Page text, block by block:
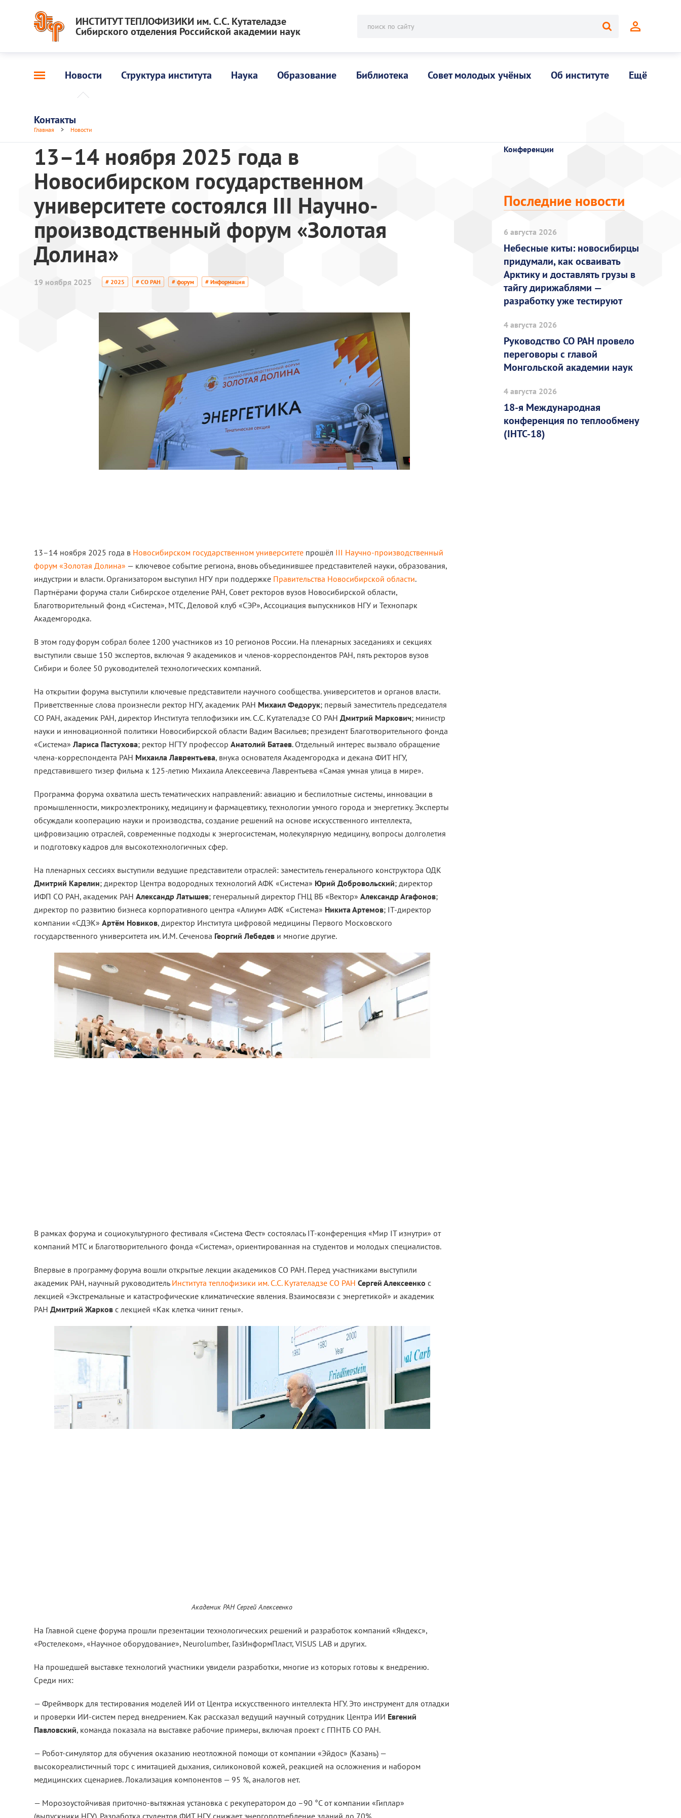
ИНСТИТУТ ТЕПЛОФИЗИКИ им. С.С. Кутателадзе
Сибирского отделения Российской академии наук поиск по сайту
Новости Структура института Наука Образование Библиотека Совет молодых учёных Об институте Ещё
Контакты
Главная > Новости
13–14 ноября 2025 года в
Новосибирском государственном
университете состоялся III Научно-
производственный форум «Золотая
Долина»
19 ноября 2025 # 2025 # СО РАН # форум # Информация
13–14 ноября 2025 года в Новосибирском государственном университете прошёл III Научно-производственный
форум «Золотая Долина» — ключевое событие региона, вновь объединившее представителей науки, образования,
индустрии и власти. Организатором выступил НГУ при поддержке Правительства Новосибирской области.
Партнёрами форума стали Сибирское отделение РАН, Совет ректоров вузов Новосибирской области,
Благотворительный фонд «Система», МТС, Деловой клуб «СЭР», Ассоциация выпускников НГУ и Технопарк
Академгородка.
В этом году форум собрал более 1200 участников из 10 регионов России. На пленарных заседаниях и секциях
выступили свыше 150 экспертов, включая 9 академиков и членов-корреспондентов РАН, пять ректоров вузов
Сибири и более 50 руководителей технологических компаний.
На открытии форума выступили ключевые представители научного сообщества. университетов и органов власти.
Приветственные слова произнесли ректор НГУ, академик РАН Михаил Федорук; первый заместитель председателя
СО РАН, академик РАН, директор Института теплофизики им. С.С. Кутателадзе СО РАНДмитрий Маркович; министр
науки и инновационной политики Новосибирской области Вадим Васильев; президент Благотворительного фонда
«Система»Лариса Пастухова; ректор НГТУ профессорАнатолий Батаев. Отдельный интерес вызвало обращение
члена-корреспондента РАН Михаила Лаврентьева, внука основателя Академгородка и декана ФИТ НГУ,
представившего тизер фильма к 125-летию Михаила Алексеевича Лаврентьева «Самая умная улица в мире».
Программа форума охватила шесть тематических направлений: авиацию и беспилотные системы, инновации в
промышленности, микроэлектронику, медицину и фармацевтику, технологии умного города и энергетику. Эксперты
обсуждали кооперацию науки и производства, создание решений на основе искусственного интеллекта,
цифровизацию отраслей, современные подходы к энергосистемам, молекулярную медицину, вопросы долголетия
и подготовку кадров для высокотехнологичных сфер.
На пленарных сессиях выступили ведущие представители отраслей: заместитель генерального конструктора ОДК
Дмитрий Карелин; директор Центра водородных технологий АФК «Система» Юрий Добровольский; директор
ИФП СО РАН, академик РАНАлександр Латышев; генеральный директор ГНЦ ВБ «Вектор»Александр Агафонов;
директор по развитию бизнеса корпоративного центра «Алиум» АФК «Система» Никита Артемов; IT-директор
компании «СДЭК»Артём Новиков, директор Института цифровой медицины Первого Московского
государственного университета им. И.М. Сеченова Георгий Лебедев и многие другие.
В рамках форума и социокультурного фестиваля «Система Фест» состоялась IT-конференция «Мир IT изнутри» от
компаний МТС и Благотворительного фонда «Система», ориентированная на студентов и молодых специалистов.
Впервые в программу форума вошли открытые лекции академиков СО РАН. Перед участниками выступили
академик РАН, научный руководитель Института теплофизики им. С.С. Кутателадзе СО РАН Сергей Алексеенко с
лекцией «Экстремальные и катастрофические климатические явления. Взаимосвязи с энергетикой» и академик
РАНДмитрий Жарков с лекцией «Как клетка чинит гены».
Академик РАН Сергей Алексеенко
На Главной сцене форума прошли презентации технологических решений и разработок компаний «Яндекс»,
«Ростелеком», «Научное оборудование», Neurolumber, ГазИнформПласт, VISUS LAB и других.
На прошедшей выставке технологий участники увидели разработки, многие из которых готовы к внедрению.
Среди них:
— Фреймворк для тестирования моделей ИИ от Центра искусственного интеллекта НГУ. Это инструмент для отладки
и проверки ИИ-систем перед внедрением. Как рассказал ведущий научный сотрудник Центра ИИ Евгений
Павловский, команда показала на выставке рабочие примеры, включая проект с ГПНТБ СО РАН.
— Робот-симулятор для обучения оказанию неотложной помощи от компании «Эйдос» (Казань) —
высокореалистичный торс с имитацией дыхания, силиконовой кожей, реакцией на осложнения и набором
медицинских сценариев. Локализация компонентов — 95 %, аналогов нет.
— Морозоустойчивая приточно-вытяжная установка с рекуператором до –90 °C от компании «Гиплар»
(выпускники НГУ). Разработка студентов ФИТ НГУ снижает энергопотребление зданий до 70%.
Конференции
Последние новости
6 августа 2026
Небесные киты: новосибирцы
придумали, как осваивать
Арктику и доставлять грузы в
тайгу дирижаблями —
разработку уже тестируют
4 августа 2026
Руководство СО РАН провело
переговоры с главой
Монгольской академии наук
4 августа 2026
18-я Международная
конференция по теплообмену
(IHTC-18)